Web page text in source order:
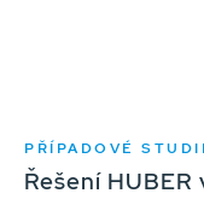
PŘÍPADOVÉ
Řešení HUBER